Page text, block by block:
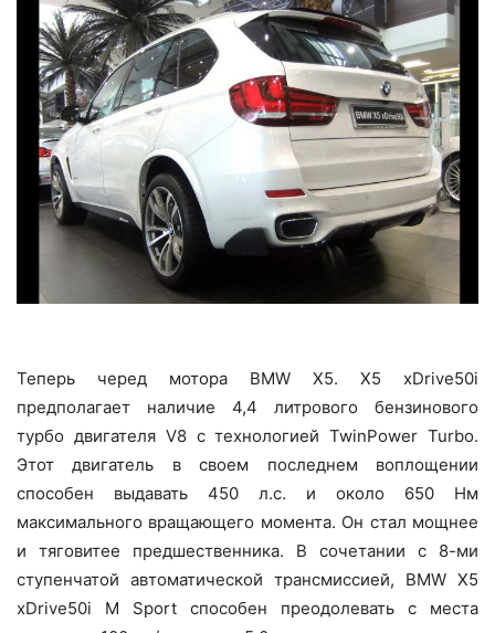
Теперь черед мотора BMW X5. X5 xDrive50i
предполагает наличие 4,4 литрового бензинового
турбо двигателя V8 с технологией TwinPower Turbo.
Этот двигатель в своем последнем воплощении
способен выдавать 450 л.с. и около 650 Нм
максимального вращающего момента. Он стал мощнее
и тяговитее предшественника. В сочетании с 8-ми
ступенчатой автоматической трансмиссией, BMW X5
xDrive50i M Sport способен преодолевать с места